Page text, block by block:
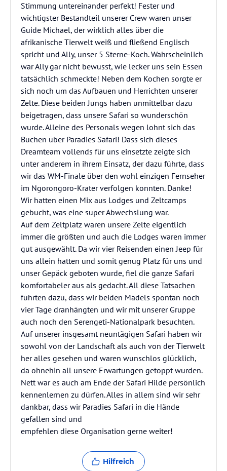
Stimmung untereinander perfekt! Fester und
wichtigster Bestandteil unserer Crew waren unser
Guide Michael, der wirklich alles über die
afrikanische Tierwelt weiß und fließend Englisch
spricht und Ally, unser 5 Sterne-Koch. Wahrscheinlich
war Ally gar nicht bewusst, wie lecker uns sein Essen
tatsächlich schmeckte! Neben dem Kochen sorgte er
sich noch um das Aufbauen und Herrichten unserer
Zelte. Diese beiden Jungs haben unmittelbar dazu
beigetragen, dass unsere Safari so wunderschön
wurde. Alleine des Personals wegen lohnt sich das
Buchen über Paradies Safari! Dass sich dieses
Dreamteam vollends für uns einsetzte zeigte sich
unter anderem in ihrem Einsatz, der dazu führte, dass
wir das WM-Finale über den wohl einzigen Fernseher
im Ngorongoro-Krater verfolgen konnten. Danke!
Wir hatten einen Mix aus Lodges und Zeltcamps
gebucht, was eine super Abwechslung war.
Auf dem Zeltplatz waren unsere Zelte eigentlich
immer die größten und auch die Lodges waren immer
gut ausgewählt. Da wir vier Reisenden einen Jeep für
uns allein hatten und somit genug Platz für uns und
unser Gepäck geboten wurde, fiel die ganze Safari
komfortabeler aus als gedacht. All diese Tatsachen
führten dazu, dass wir beiden Mädels spontan noch
vier Tage dranhängten und wir mit unserer Gruppe
auch noch den Serengeti-Nationalpark besuchten.
Auf unserer insgesamt neuntägigen Safari haben wir
sowohl von der Landschaft als auch von der Tierwelt
her alles gesehen und waren wunschlos glücklich,
da ohnehin all unsere Erwartungen getoppt wurden.
Nett war es auch am Ende der Safari Hilde persönlich
kennenlernen zu dürfen. Alles in allem sind wir sehr
dankbar, dass wir Paradies Safari in die Hände
gefallen sind und
empfehlen diese Organisation gerne weiter!
Hilfreich